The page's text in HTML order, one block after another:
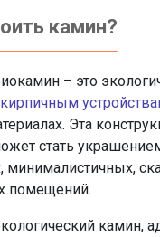
камин?
– это
кирпичным
Эта
стать
помещений.
камин,